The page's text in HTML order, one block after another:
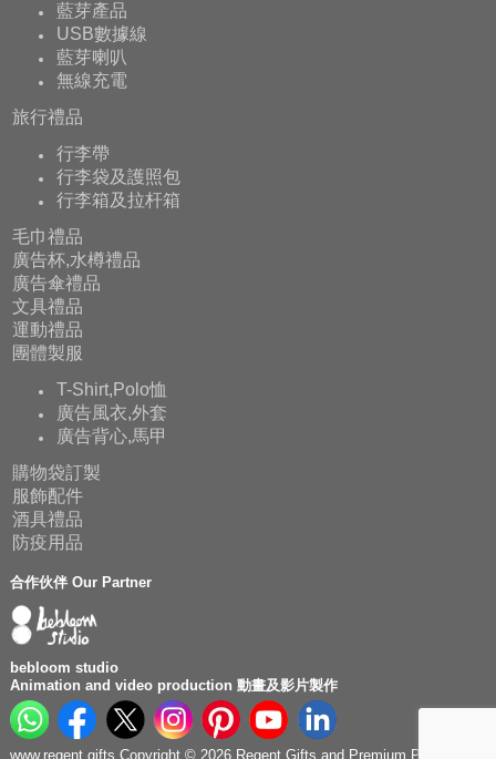
藍芽產品
USB數據線
藍芽喇叭
無線充電
旅行禮品
行李帶
行李袋及護照包
行李箱及拉杆箱
毛巾禮品
廣告杯,水樽禮品
廣告傘禮品
文具禮品
運動禮品
團體製服
T-Shirt,Polo恤
廣告風衣,外套
廣告背心,馬甲
購物袋訂製
服飾配件
酒具禮品
防疫用品
合作伙伴 Our Partner
bebloom studio
Animation and video production 動畫及影片製作
www.regent.gifts Copyright © 2026 Regent Gifts and Premium Production.